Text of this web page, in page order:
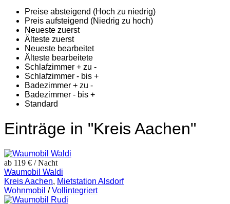
Preise absteigend (Hoch zu niedrig)
Preis aufsteigend (Niedrig zu hoch)
Neueste zuerst
Älteste zuerst
Neueste bearbeitet
Älteste bearbeitete
Schlafzimmer + zu -
Schlafzimmer - bis +
Badezimmer + zu -
Badezimmer - bis +
Standard
Einträge in "Kreis Aachen"
ab 119 € / Nacht
Waumobil Waldi
Kreis Aachen, Mietstation Alsdorf
Wohnmobil /Vollintegriert